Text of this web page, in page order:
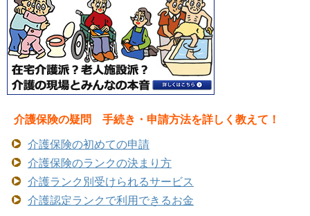
介護保険の疑問 手続き・申請方法を詳しく教えて！
介護保険の初めての申請
介護保険のランクの決まり方
介護ランク別受けられるサービス
介護認定ランクで利用できるお金